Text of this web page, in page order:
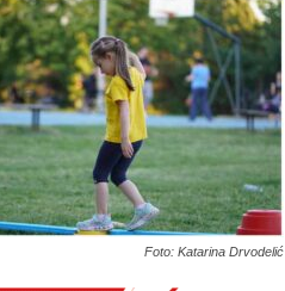
Foto: Katarina Drvodelić